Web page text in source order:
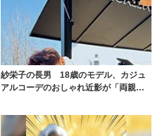
紗栄子の長男 18歳のモデル、カジュ
アルコーデのおしゃれ近影が「両親の